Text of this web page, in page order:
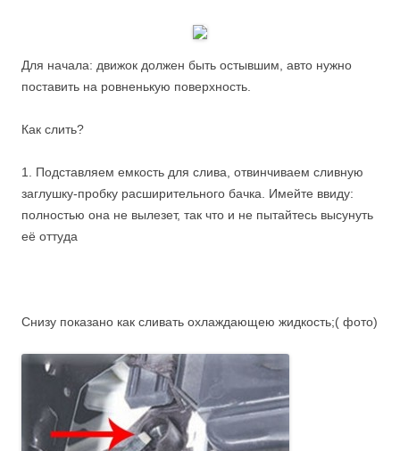
Для начала: движок должен быть остывшим, авто нужно
поставить на ровненькую поверхность.
Как слить?
1. Подставляем емкость для слива, отвинчиваем сливную
заглушку-пробку расширительного бачка. Имейте ввиду:
полностью она не вылезет, так что и не пытайтесь высунуть
её оттуда
Снизу показано как сливать охлаждающею жидкость;( фото)